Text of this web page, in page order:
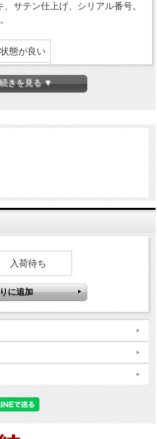
サテン仕上げ、シリアル番号。
態が良い
月とインサイドユニットの製造
す。ストックを利用する関係上
ニング、フリントの発火ができ
のお渡しになりますので、商品
上ご購入ください。
きを見る ▼
入荷待ち